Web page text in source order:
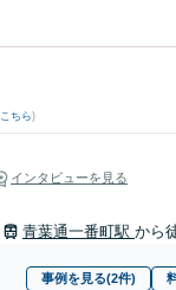
こちら)
インタビューを見る
青葉通一番町駅 から
事例を見る(2件)